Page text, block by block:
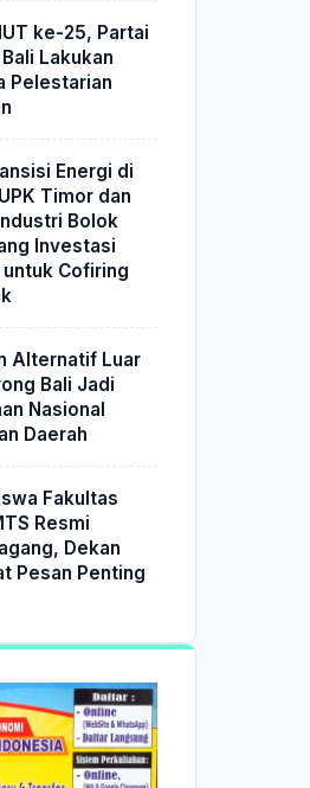
ke-25, Partai
Lakukan
Pelestarian
Energi di
Timor dan
Bolok
Investasi
Cofiring
Alternatif Luar
Bali Jadi
Nasional
Daerah
Fakultas
Resmi
Dekan
Pesan Penting